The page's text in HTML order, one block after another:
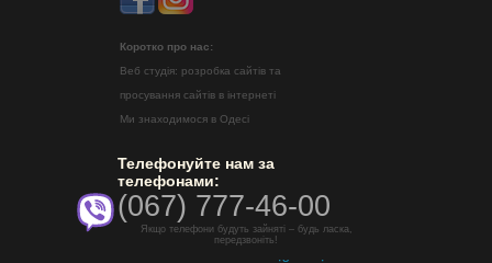
Коротко про нас:
Веб студія: розробка сайтів та
просування сайтів в інтернеті
Ми знаходимося в Одесі
Телефонуйте нам за
телефонами:
(067) 777-46-00
Якщо телефони будуть зайняті – будь ласка,
передзвоніть!